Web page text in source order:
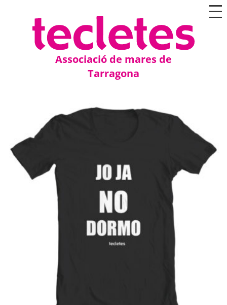
Associació de mares de
Tarragona
Jo ja no dormo